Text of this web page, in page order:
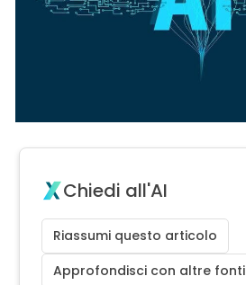
Chiedi all'AI
Riassumi questo articolo
Approfondisci con altre fonti